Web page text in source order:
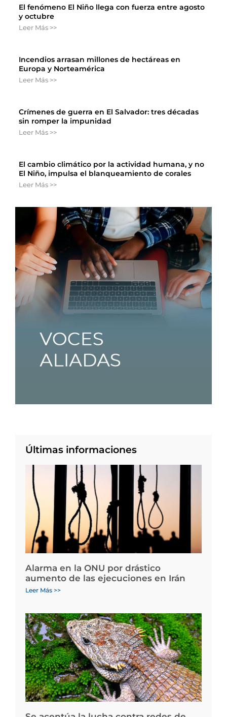
El fenómeno El Niño llega con fuerza entre agosto
y octubre
Leer Más >>
Incendios arrasan millones de hectáreas en
Europa y Norteamérica
Leer Más >>
Crímenes de guerra en El Salvador: tres décadas
sin romper la impunidad
Leer Más >>
El cambio climático por la actividad humana, y no
El Niño, impulsa el blanqueamiento de corales
Leer Más >>
Últimas informaciones
Alarma en la ONU por drástico
aumento de las ejecuciones en Irán
Leer Más >>